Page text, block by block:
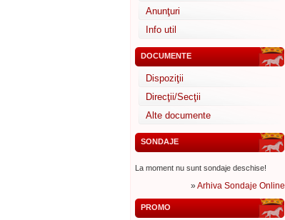
Anunţuri
Info util
DOCUMENTE
Dispoziţii
Direcţii/Secţii
Alte documente
SONDAJE
La moment nu sunt sondaje deschise!
»Arhiva Sondaje Online
PROMO